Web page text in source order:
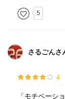
感情はプラス
そうすると今
5
さるごんさ
4
「モチベーシ